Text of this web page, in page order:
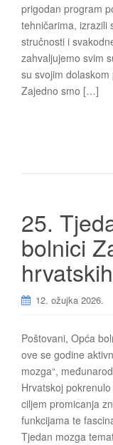
prigodan program
tehničarima, izrazili
stručnosti i
zahvaljujemo svim
su svojim
Zajedno smo […]
25.
bolnici
12. ožujka 2026.
Poštovani, Opća
ove se godine
mozga“,
Hrvatskoj
ciljem promicanja
funkcijama te
Tjedan mozga